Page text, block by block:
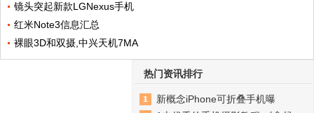
镜头突起新款LGNexus手机
红米Note3信息汇总
裸眼3D和双摄,中兴天机7MA
热门资讯排行
新概念iPhone可折叠手机曝